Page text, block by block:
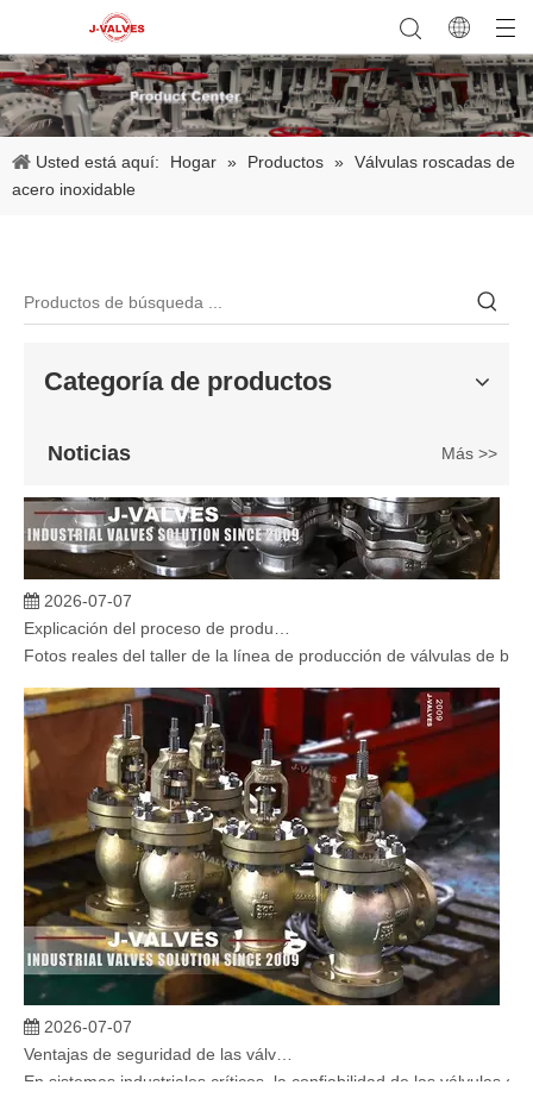
Usted está aquí: Hogar » Productos » Válvulas roscadas de
acero inoxidable
Categoría de productos
Noticias Más >>
2026-06-25
2026-07-07
Fotos reales del taller de la línea de producción de válvulas de
2026-07-07
En sistemas industriales críticos, la confiabilidad de las válvulas